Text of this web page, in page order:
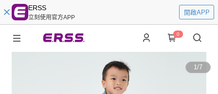
ERSS
立刻使用官方APP
開啟APP
0
1/7